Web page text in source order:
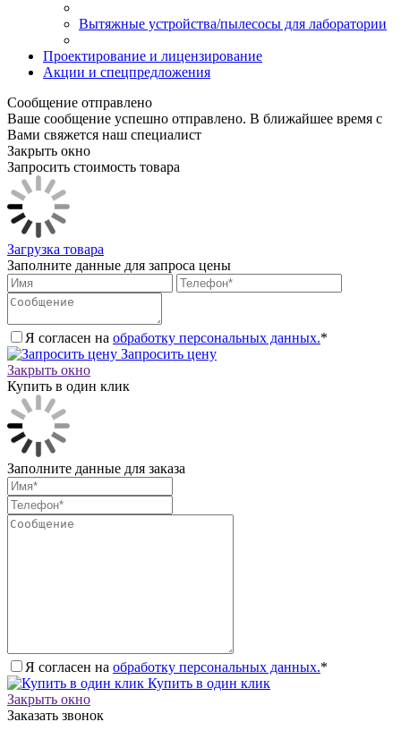
Вытяжные устройства/пылесосы для лаборатории
Проектирование и лицензирование
Акции и спецпредложения
Сообщение отправлено
Ваше сообщение успешно отправлено. В ближайшее время с
Вами свяжется наш специалист
Закрыть окно
Запросить стоимость товара
Загрузка товара
Заполните данные для запроса цены
Я согласен на обработку персональных данных.*
Запросить цену
Закрыть окно
Купить в один клик
Заполните данные для заказа
Я согласен на обработку персональных данных.*
Купить в один клик
Закрыть окно
Заказать звонок